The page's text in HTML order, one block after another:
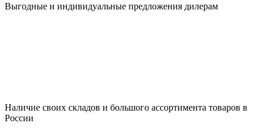
Выгодные и индивидуальные предложения дилерам
Наличие своих складов и большого ассортимента товаров в
России